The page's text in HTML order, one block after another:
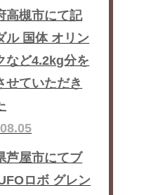
高槻市にて記
ル 国体 オリン
など4.2kg分を
せていただき
芦屋市にてブ
ロボ グレン